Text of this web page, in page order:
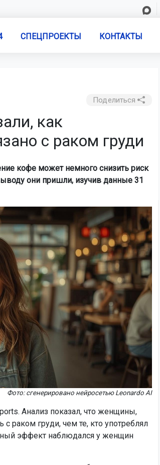
СПЕЦПРОЕКТЫ КОНТАКТЫ
Поделиться
как
с раком груди
кофе может немного снизить риск
они пришли, изучив данные 31
Фото: сгенерировано нейросетью Leonardo AI
Анализ показал, что женщины,
раком груди, чем те, кто употреблял
эффект наблюдался у женщин